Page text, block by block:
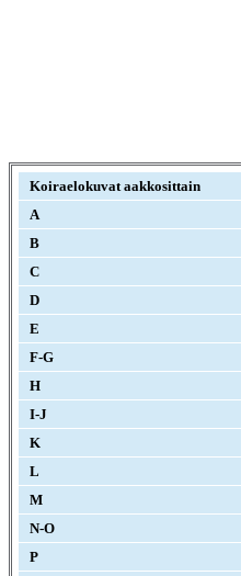
Koiraelokuvat aakkosittain
A
B
C
D
E
F-G
H
I-J
K
L
M
N-O
P